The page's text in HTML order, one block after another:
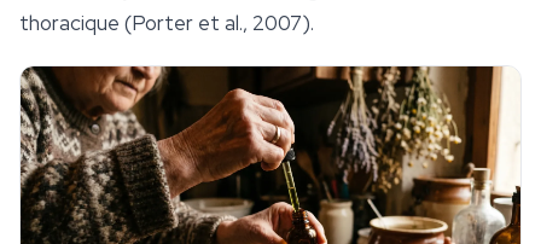
thoracique (Porter et al., 2007).